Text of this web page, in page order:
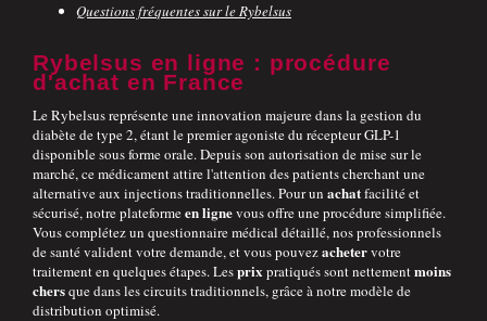
Questions fréquentes sur le Rybelsus
Rybelsus en ligne : procédure
d'achat en France
Le Rybelsus représente une innovation majeure dans la gestion du
diabète de type 2, étant le premier agoniste du récepteur GLP-1
disponible sous forme orale. Depuis son autorisation de mise sur le
marché, ce médicament attire l'attention des patients cherchant une
alternative aux injections traditionnelles. Pour un achatfacilité et
sécurisé, notre plateformeen lignevous offre une procédure simplifiée.
Vous complétez un questionnaire médical détaillé, nos professionnels
de santé valident votre demande, et vous pouvezachetervotre
traitement en quelques étapes. Lesprixpratiqués sont nettementmoins
chersque dans les circuits traditionnels, grâce à notre modèle de
distribution optimisé.